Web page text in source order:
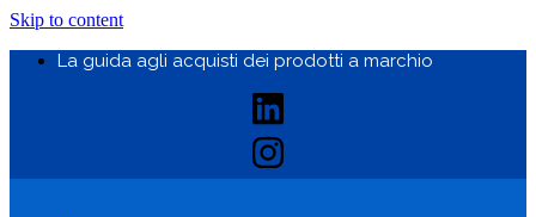
Skip to content
La guida agli acquisti dei prodotti a marchio